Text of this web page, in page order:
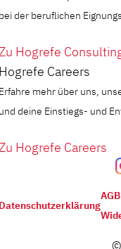
der beruflichen
Hogrefe
Careers
mehr über uns,
deine Einstiegs- und
Hogrefe Careers